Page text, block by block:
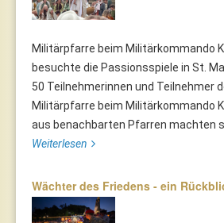
Militärpfarre beim Militärkommando
besuchte die Passionsspiele in St.
50 Teilnehmerinnen und Teilnehmer
Militärpfarre beim Militärkommando
aus benachbarten Pfarren machten
Weiterlesen
Wächter des Friedens - ein